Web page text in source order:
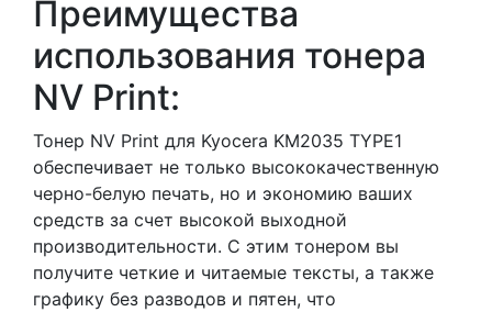
Преимущества
использования тонера
NV Print:
Тонер NV Print для Kyocera KM2035 TYPE1
обеспечивает не только высококачественную
черно-белую печать, но и экономию ваших
средств за счет высокой выходной
производительности. С этим тонером вы
получите четкие и читаемые тексты, а также
графику без разводов и пятен, что